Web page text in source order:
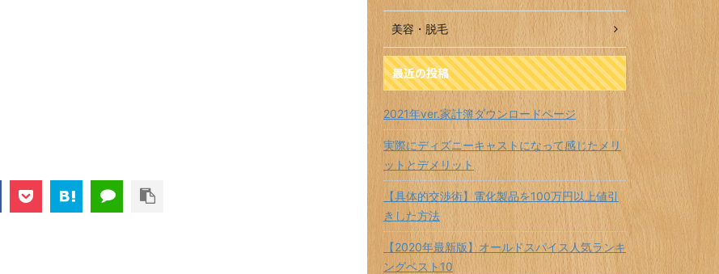
美容・脱毛
最近の投稿
2021年ver.家計簿ダウンロードページ
実際にディズニーキャストになって感じたメリ
ットとデメリット
【具体的交渉術】電化製品を100万円以上値引
きした方法
【2020年最新版】オールドスパイス人気ランキ
ングベスト10